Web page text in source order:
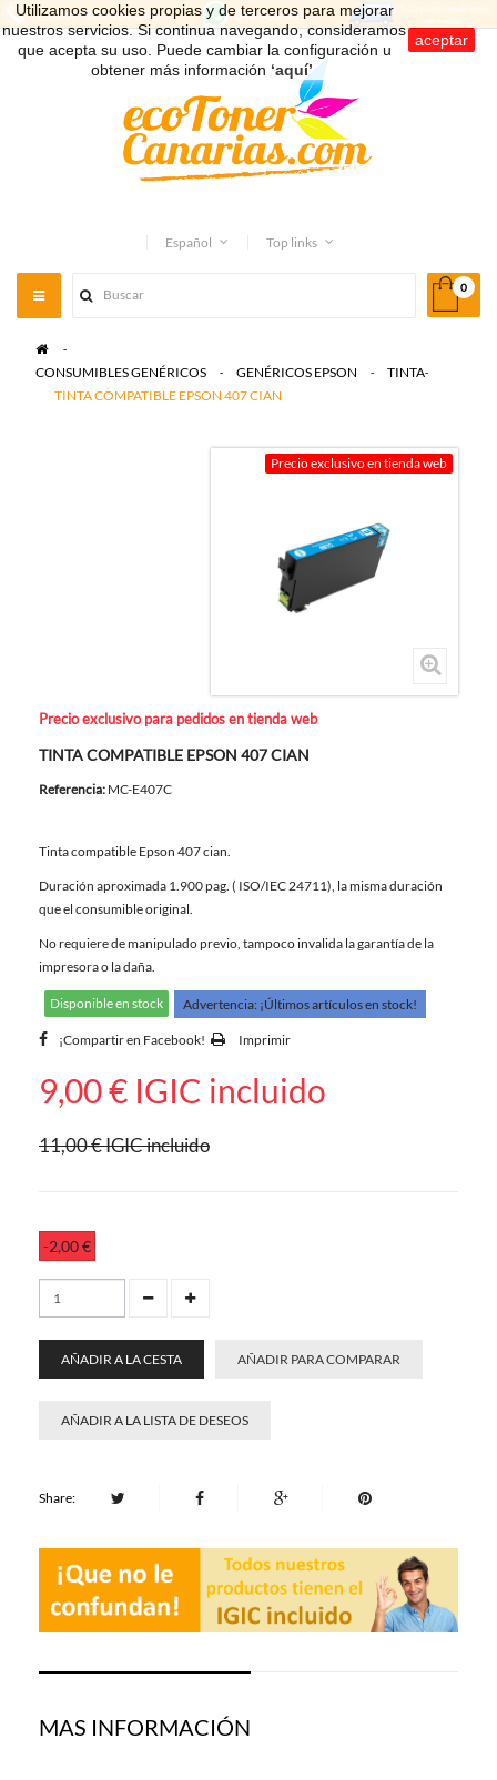
Utilizamos cookies propias y de terceros para mejorar
nuestros servicios. Si continua navegando, consideramos
que acepta su uso. Puede cambiar la configuración u
obtener más información ‘aquí’.
aceptar
Español Top links
0
Toggle
navigation
>
CONSUMIBLES GENÉRICOS
> GENÉRICOS EPSON >
TINTA
TINTA COMPATIBLE EPSON 407 CIAN
Precio exclusivo en tienda web
Precio exclusivo para pedidos en tienda web
TINTA COMPATIBLE EPSON 407 CIAN
Referencia: MC-E407C
Tinta compatible Epson 407 cian.
Duración aproximada 1.900 pag. ( ISO/IEC 24711), la misma duración
que el consumible original.
No requiere de manipulado previo, tampoco invalida la garantía de la
impresora o la daña.
Disponible en stock Advertencia: ¡Últimos artículos en stock!
¡Compartir en Facebook! Imprimir
9,00 € IGIC incluido
11,00 €IGIC incluido
-2,00 €
AÑADIR A LA CESTA AÑADIR PARA COMPARAR
AÑADIR A LA LISTA DE DESEOS
Share:
MAS INFORMACIÓN